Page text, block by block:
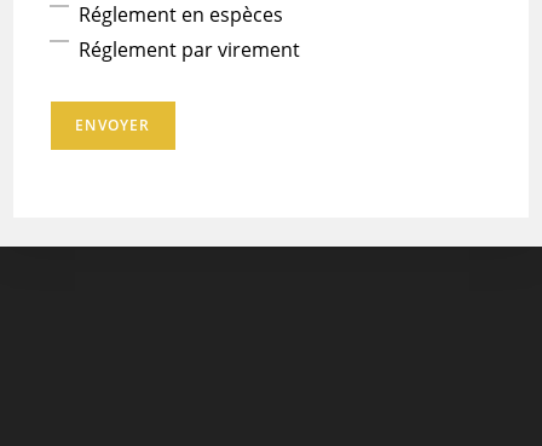
Réglement en espèces
Réglement par virement